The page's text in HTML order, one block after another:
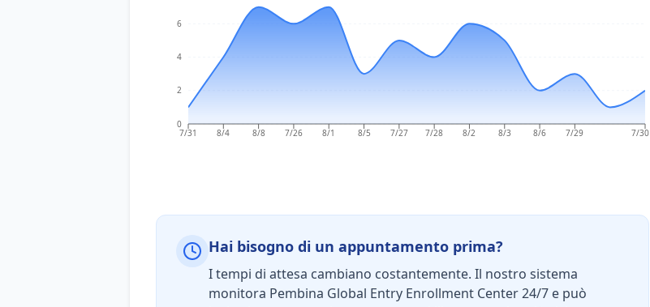
7/31 8/4 8/8 7/26 8/1 8/5 7/27 7/28 8/2 8/3 8/6 7/29 7/30
0
2
4
6
Hai bisogno di un appuntamento prima?
I tempi di attesa cambiano costantemente. Il nostro sistema
monitora Pembina Global Entry Enrollment Center 24/7 e può